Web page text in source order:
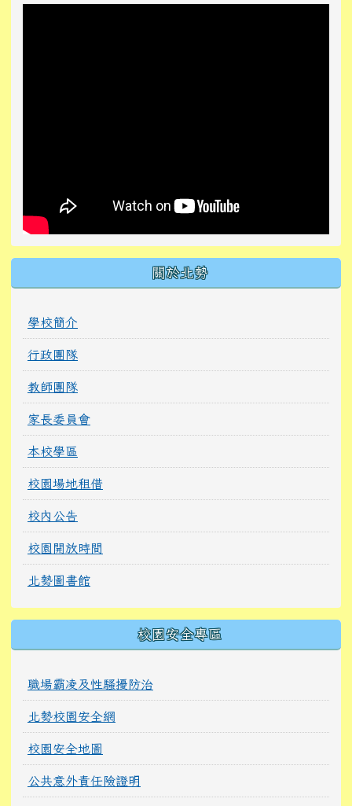
關於北勢
學校簡介
行政團隊
教師團隊
家長委員會
本校學區
校園場地租借
校內公告
校園開放時間
北勢圖書館
校園安全專區
職場霸凌及性騷擾防治
北勢校園安全網
校園安全地圖
公共意外責任險證明